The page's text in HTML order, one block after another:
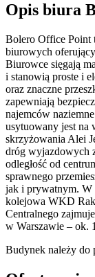
Opis biura
Bolero Office Point
biurowych
Biurowce sięgają
i stanowią proste i
oraz znaczne
zapewniają
najemców
usytuowany jest na
skrzyżowania Alei
dróg wyjazdowych
odległość od
sprawnego
jak i prywatnym. W
kolejowa WKD
Centralnego
w Warszawie – ok.
Budynek należy do